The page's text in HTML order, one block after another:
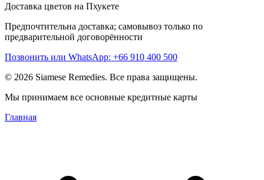
Доставка цветов на Пхукете
Предпочтительна доставка; самовывоз только по
предварительной договорённости
Позвонить или WhatsApp: +66 910 400 500
© 2026 Siamese Remedies. Все права защищены.
Мы принимаем все основные кредитные карты
Главная